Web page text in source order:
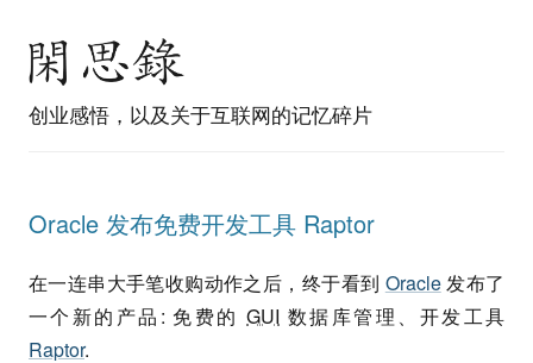
创业感悟，以及关于互联网的记忆碎片
Oracle 发布免费开发工具 Raptor
在一连串大手笔收购动作之后，终于看到 Oracle发布了
一个新的产品: 免费的GUI 数据库管理、开发工具
Raptor.